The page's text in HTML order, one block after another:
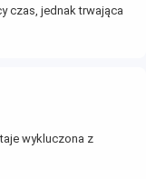
czas, jednak trwająca
wykluczona z